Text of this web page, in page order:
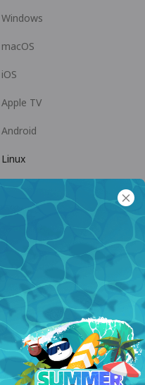
Windows
macOS
iOS
Apple TV
Android
Linux
Android TV
Coopération
Devenir Affilié
veuillez
Accepter